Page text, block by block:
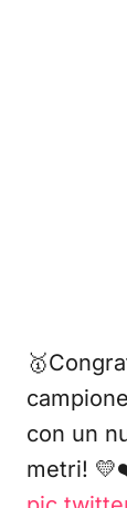
con un
metri!